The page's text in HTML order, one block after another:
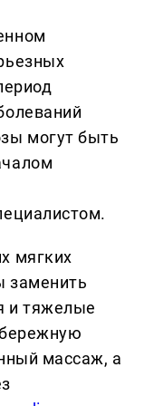
могут быть
мягких
заменить
и тяжелые
массаж, а